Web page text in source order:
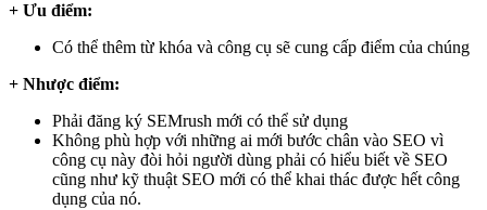
+ Ưu điểm:
Có thể thêm từ khóa và công cụ sẽ cung cấp điểm của chúng
+ Nhược điểm:
Phải đăng ký SEMrush mới có thể sử dụng
Không phù hợp với những ai mới bước chân vào SEO vì
công cụ này đòi hỏi người dùng phải có hiểu biết về SEO
cũng như kỹ thuật SEO mới có thể khai thác được hết công
dụng của nó.